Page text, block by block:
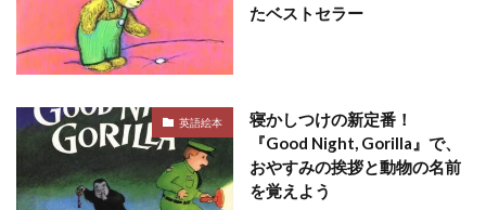
たベストセラー
英語絵本
寝かしつけの新定番！
『Good Night, Gorilla』で、
おやすみの挨拶と動物の名前
を覚えよう